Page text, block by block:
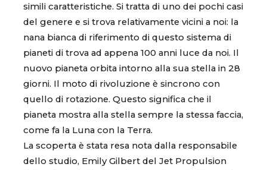
simili caratteristiche. Si tratta di uno dei pochi casi
del genere e si trova relativamente vicini a noi: la
nana bianca di riferimento di questo sistema di
pianeti di trova ad appena 100 anni luce da noi. Il
nuovo pianeta orbita intorno alla sua stella in 28
giorni. Il moto di rivoluzione è sincrono con
quello di rotazione. Questo significa che il
pianeta mostra alla stella sempre la stessa faccia,
come fa la Luna con la Terra.
La scoperta è stata resa nota dalla responsabile
dello studio, Emily Gilbert del Jet Propulsion